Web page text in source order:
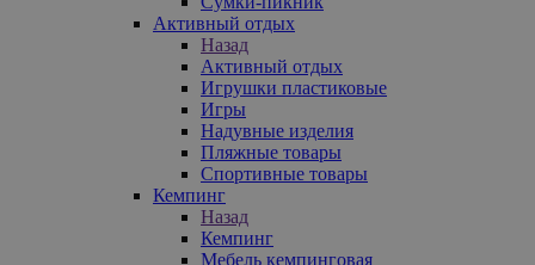
Активный отдых
Назад
Активный отдых
Игрушки пластиковые
Игры
Надувные изделия
Пляжные товары
Спортивные товары
Кемпинг
Назад
Кемпинг
Мебель кемпинговая